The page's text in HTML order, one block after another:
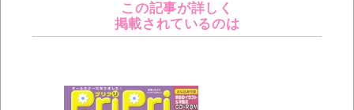
この記事が詳しく
掲載されているのは